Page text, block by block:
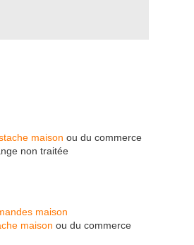
maison ou du commerce
non traitée
maison
maison ou du commerce